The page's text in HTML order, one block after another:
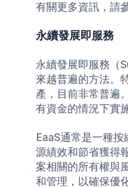
有關更多資訊，請
永續發展即服務
永續發展即服務（
來越普遍的方法。
產，目前非常普遍
有資金的情況下實
EaaS通常是一種
源績效和節省獲得
案相關的所有權與
和管理，以確保優